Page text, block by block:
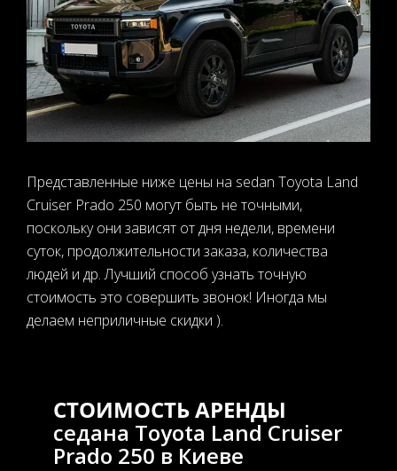
Представленные ниже цены на sedan Toyota Land
Cruiser Prado 250 могут быть не точными,
поскольку они зависят от дня недели, времени
суток, продолжительности заказа, количества
людей и др. Лучший способ узнать точную
стоимость это совершить звонок! Иногда мы
делаем неприличные скидки ).
СТОИМОСТЬ АРЕНДЫ
седана Toyota Land Cruiser
Prado 250 в Киеве